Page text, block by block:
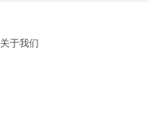
关于我们